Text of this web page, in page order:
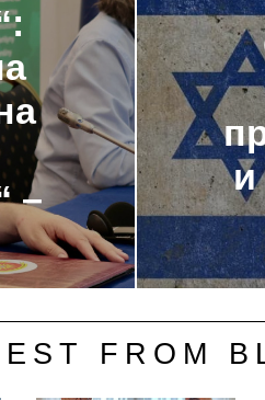
–
и
FROM